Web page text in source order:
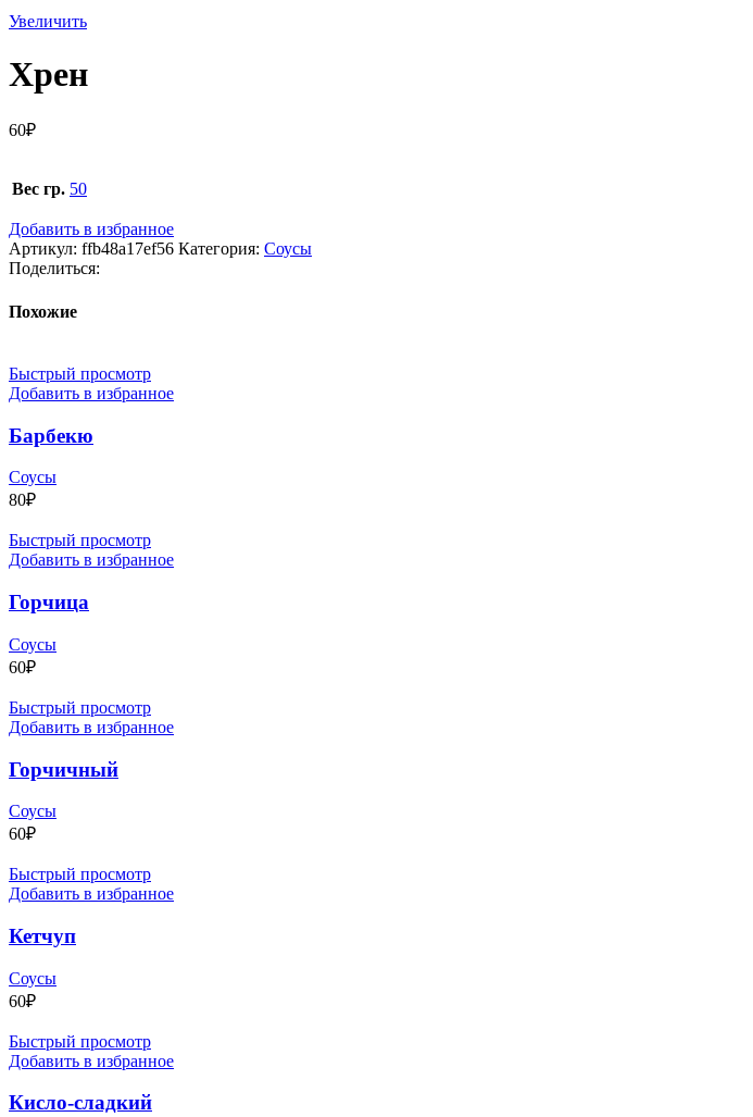
Увеличить
Хрен
60₽
Вес гр. 50
Добавить в избранное
Артикул: ffb48a17ef56 Категория: Соусы
Поделиться:
Похожие
Быстрый просмотр
Добавить в избранное
Барбекю
Соусы
80₽
Быстрый просмотр
Добавить в избранное
Горчица
Соусы
60₽
Быстрый просмотр
Добавить в избранное
Горчичный
Соусы
60₽
Быстрый просмотр
Добавить в избранное
Кетчуп
Соусы
60₽
Быстрый просмотр
Добавить в избранное
Кисло-сладкий